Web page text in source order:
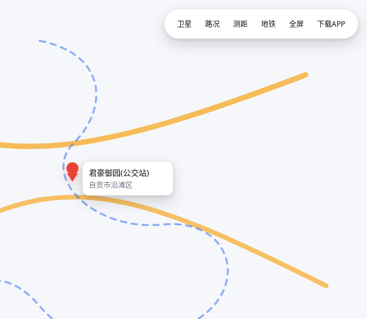
君豪御园(公交站)
自贡市沿滩区
卫星 路况 测距 地铁 全屏 下载APP